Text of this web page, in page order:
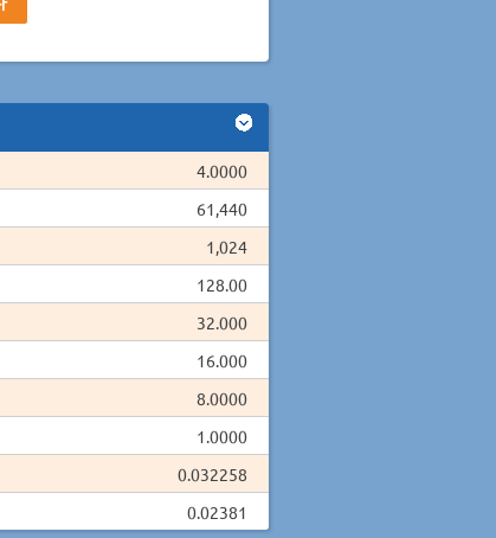
4.0000
61,440
1,024
128.00
32.000
16.000
8.0000
1.0000
0.032258
0.02381